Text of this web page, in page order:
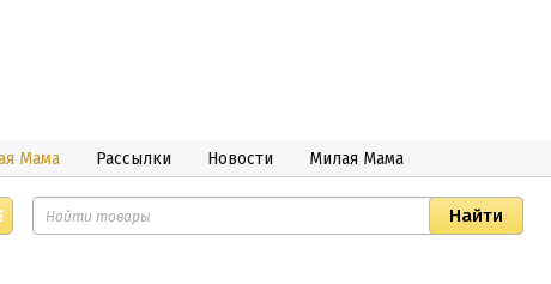
Мама Рассылки Новости Милая Мама